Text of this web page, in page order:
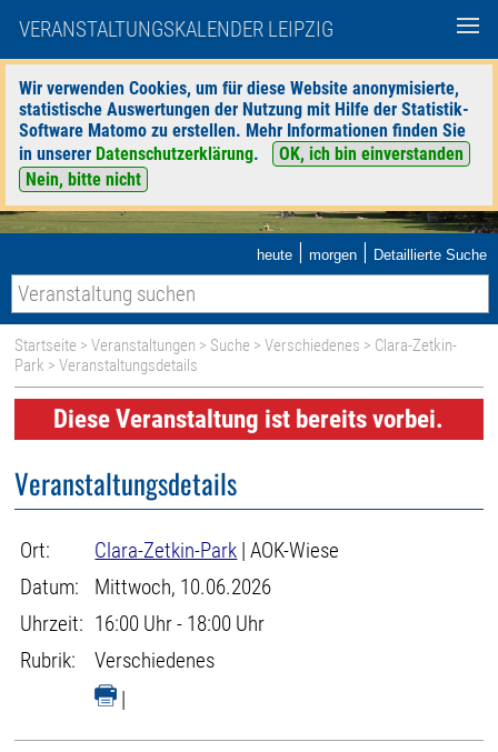
VERANSTALTUNGSKALENDER LEIPZIG
Wir verwenden Cookies, um für diese Website anonymisierte,
statistische Auswertungen der Nutzung mit Hilfe der Statistik-
Software Matomo zu erstellen. Mehr Informationen finden Sie
in unserer Datenschutzerklärung.
OK, ich bin einverstanden
Nein, bitte nicht
heute | morgen | Detaillierte Suche
Startseite >Veranstaltungen > Suche >Verschiedenes > Clara-Zetkin-
Park > Veranstaltungsdetails
Diese Veranstaltung ist bereits vorbei.
Veranstaltungsdetails
Ort: Clara-Zetkin-Park | AOK-Wiese
Datum:
Mittwoch, 10.06.2026
Uhrzeit: 16:00 Uhr - 18:00 Uhr
Rubrik:
Verschiedenes
|